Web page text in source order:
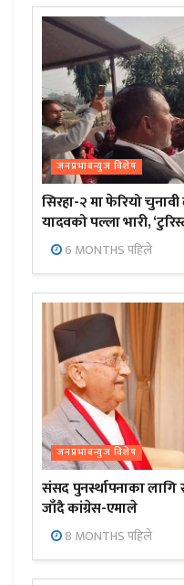
जनप्रभाबन्युज विशेष
सिरहा-२ मा फेरियो
यादवको पल्ला भारी,
6 MONTHS पहिले
जनप्रभाबन्युज विशेष
संसद पुनर्स्थापनाका
जाँदै कांग्रेस-एमाले
8 MONTHS पहिले